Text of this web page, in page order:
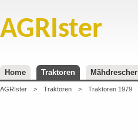
AGRIster
Home Traktoren Mähdrescher
AGRIster > Traktoren > Traktoren 1979